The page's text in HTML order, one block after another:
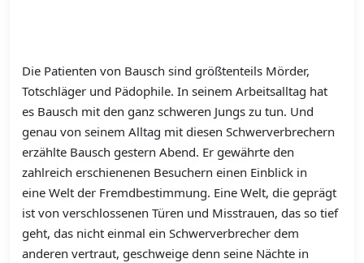
Die Patienten von Bausch sind größtenteils Mörder,
Totschläger und Pädophile. In seinem Arbeitsalltag hat
es Bausch mit den ganz schweren Jungs zu tun. Und
genau von seinem Alltag mit diesen Schwerverbrechern
erzählte Bausch gestern Abend. Er gewährte den
zahlreich erschienenen Besuchern einen Einblick in
eine Welt der Fremdbestimmung. Eine Welt, die geprägt
ist von verschlossenen Türen und Misstrauen, das so tief
geht, das nicht einmal ein Schwerverbrecher dem
anderen vertraut, geschweige denn seine Nächte in